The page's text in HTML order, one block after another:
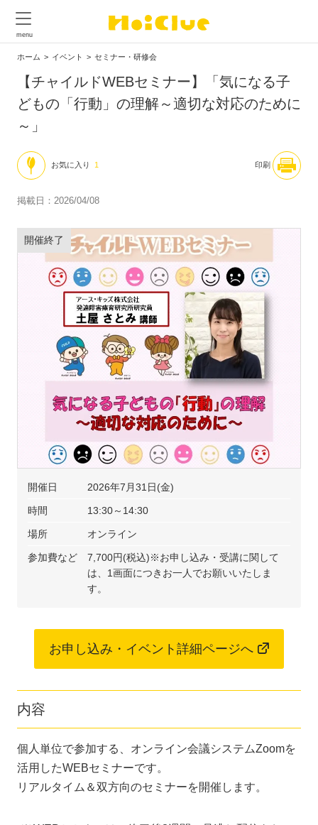
ホーム イベント セミナー・研修会
【チャイルドWEBセミナー】「気になる子
どもの「行動」の理解～適切な対応のために
～」
お気に入り 1 印刷
掲載日：2026/04/08
開催終了
開催日 2026年7月31日(金)
時間 13:30～14:30
場所 オンライン
参加費など
7,700円(税込)※お申し込み・受講に関して
は、1画面につきお一人でお願いいたしま
す。
お申し込み・イベント詳細ページへ
内容
個人単位で参加する、オンライン会議システムZoomを
活用したWEBセミナーです。
リアルタイム＆双方向のセミナーを開催します。